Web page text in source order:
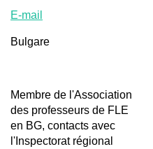
E-mail
Bulgare
Membre de l'Association
des professeurs de FLE
en BG, contacts avec
l'Inspectorat régional